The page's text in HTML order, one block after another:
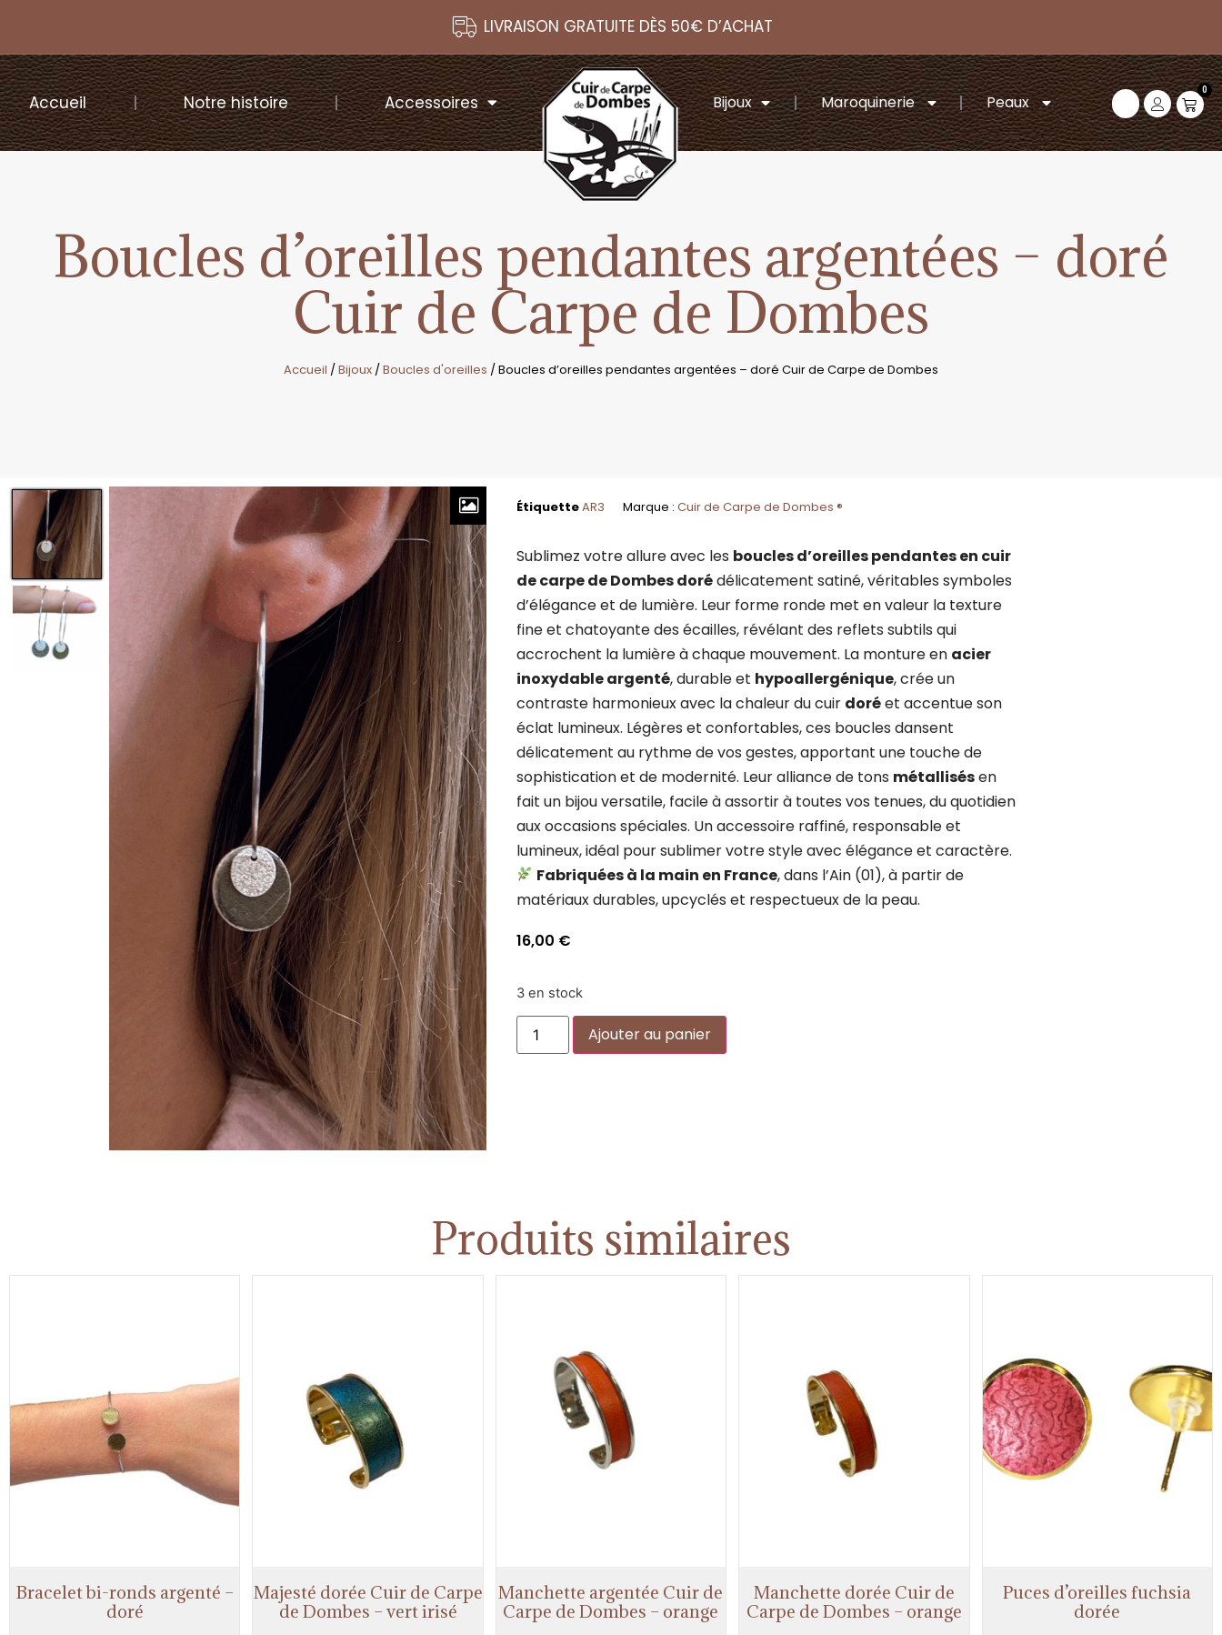
LIVRAISON GRATUITE DÈS 50€ D’ACHAT
Accueil Notre histoire Accessoires Bijoux Maroquinerie Peaux
0
Boucles d’oreilles pendantes argentées – doré
Cuir de Carpe de Dombes
Accueil /Bijoux /Boucles d'oreilles / Boucles d’oreilles pendantes argentées – doré Cuir de Carpe de Dombes
ÉtiquetteAR3 Marque : Cuir de Carpe de Dombes ®
Sublimez votre allure avec les boucles d’oreilles pendantes en cuir
de carpe de Dombes dorédélicatement satiné, véritables symboles
d’élégance et de lumière. Leur forme ronde met en valeur la texture
fine et chatoyante des écailles, révélant des reflets subtils qui
accrochent la lumière à chaque mouvement. La monture en acier
inoxydable argenté, durable et hypoallergénique, crée un
contraste harmonieux avec la chaleur du cuir doréet accentue son
éclat lumineux. Légères et confortables, ces boucles dansent
délicatement au rythme de vos gestes, apportant une touche de
sophistication et de modernité. Leur alliance de tons métallisésen
fait un bijou versatile, facile à assortir à toutes vos tenues, du quotidien
aux occasions spéciales. Un accessoire raffiné, responsable et
lumineux, idéal pour sublimer votre style avec élégance et caractère.
Fabriquées à la main en France, dans l’Ain (01), à partir de
matériaux durables, upcyclés et respectueux de la peau.
16,00 €
3 en stock
Ajouter au panier
Produits similaires
Bracelet bi-ronds argenté –
doré
Majesté dorée Cuir de Carpe
de Dombes – vert irisé
Manchette argentée Cuir de
Carpe de Dombes – orange
Manchette dorée Cuir de
Carpe de Dombes – orange
Puces d’oreilles fuchsia
dorée